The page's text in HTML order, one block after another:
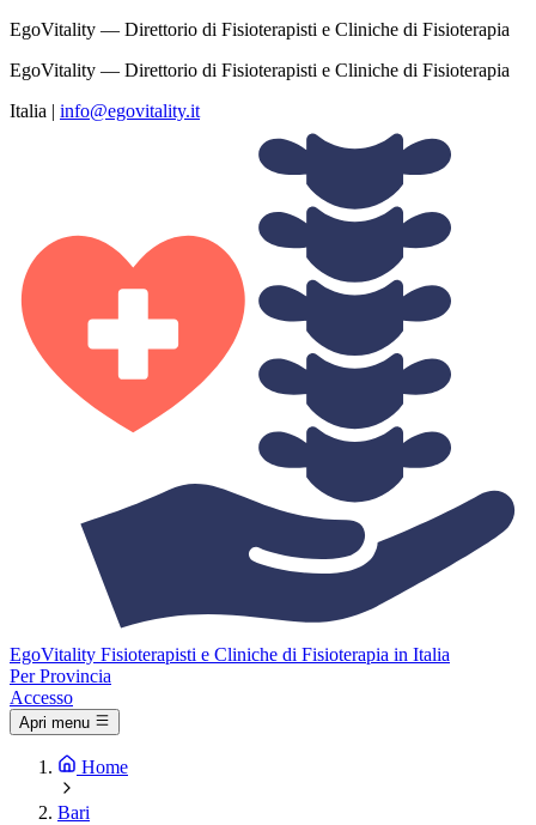
EgoVitality — Direttorio di Fisioterapisti e Cliniche di Fisioterapia
EgoVitality — Direttorio di Fisioterapisti e Cliniche di Fisioterapia
Italia | info@egovitality.it
EgoVitality Fisioterapisti e Cliniche di Fisioterapia in Italia
Per Provincia
Accesso
Apri menu
Home
Bari